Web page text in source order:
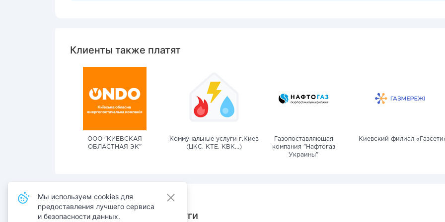
Клиенты также платят
ООО "КИЕВСКАЯ
ОБЛАСТНАЯ ЭК"
Коммунальные услуги г.Киев
(ЦКС, КТЕ, КВК...)
Газопоставляющая
компания "Нафтогаз
Украины"
Киевский филиал
Также оплачивают услуги
Мы используем cookies для
предоставления лучшего сервиса
и безопасности данных.